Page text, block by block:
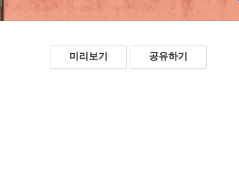
미리보기 공유하기